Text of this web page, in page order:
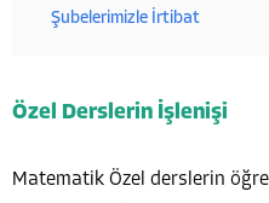
Şubelerimizle İrtibat
Özel Derslerin İşlenişi
Matematik Özel derslerin